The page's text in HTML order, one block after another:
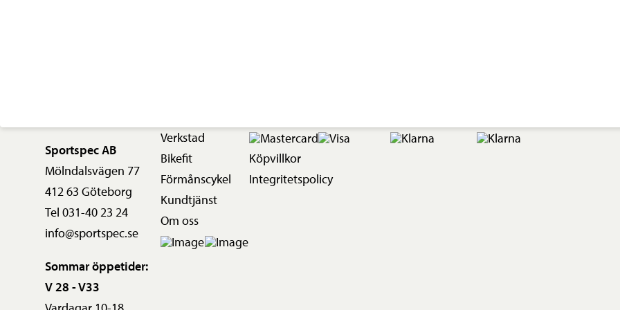
Sportspec AB
Mölndalsvägen 77
412 63 Göteborg
Tel 031-40 23 24
info@sportspec.se
Sommar öppetider:
V 28 - V33
Verkstad
Bikefit
Förmånscykel
Kundtjänst
Om oss
Köpvillkor
Integritetspolicy